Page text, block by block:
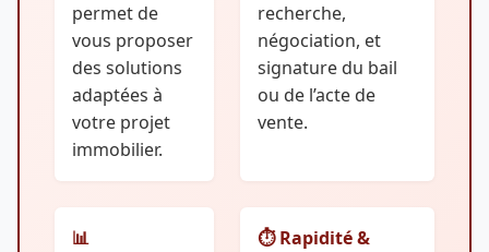
permet de
vous proposer
des solutions
adaptées à
votre projet
immobilier.
recherche,
négociation, et
signature du bail
ou de l’acte de
vente.
📊
⏱️ Rapidité &